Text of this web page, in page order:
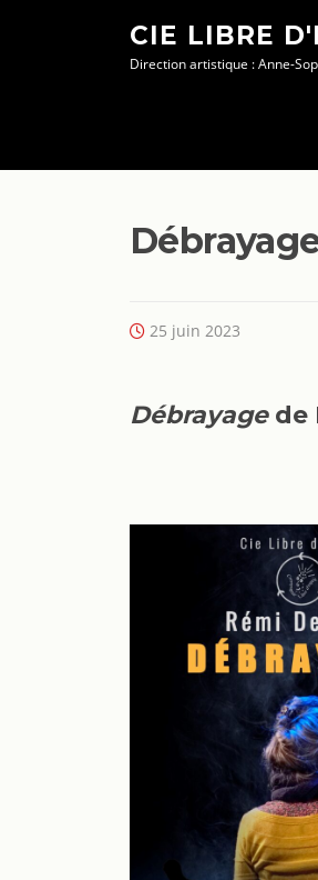
CIE LIBRE
Direction artistique : Anne-
25 juin 2023
Débrayage de